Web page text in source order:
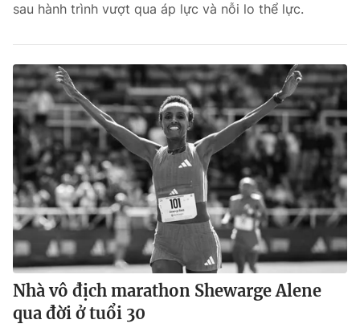
sau hành trình vượt qua áp lực và nỗi lo thể lực.
Nhà vô địch marathon Shewarge Alene
qua đời ở tuổi 30